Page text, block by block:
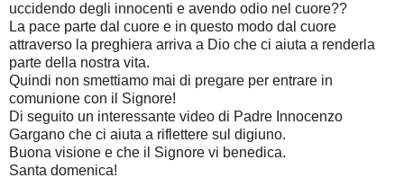
uccidendo degli innocenti e avendo odio nel cuore??
La pace parte dal cuore e in questo modo dal cuore
attraverso la preghiera arriva a Dio che ci aiuta a renderla
parte della nostra vita.
Quindi non smettiamo mai di pregare per entrare in
comunione con il Signore!
Di seguito un interessante video di Padre Innocenzo
Gargano che ci aiuta a riflettere sul digiuno.
Buona visione e che il Signore vi benedica.
Santa domenica!